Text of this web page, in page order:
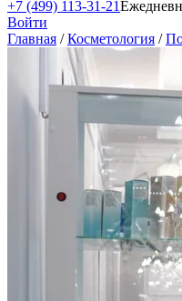
+7 (499) 113-31-21
Войти
Главная /Косметология /